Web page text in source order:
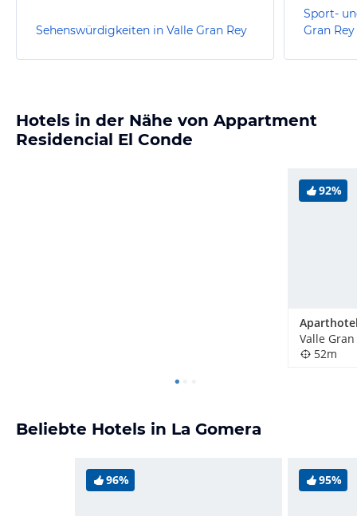
Sehenswürdigkeiten in Valle Gran Rey
Sport-
Gran Rey
Hotels in der Nähe von Appartment
Residencial El Conde
92%
Valle
52m
Beliebte Hotels in La Gomera
96% 95%